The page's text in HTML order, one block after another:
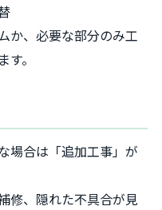
か、必要な部分のみ工
。
場合は「追加工事」が
修、隠れた不具合が見